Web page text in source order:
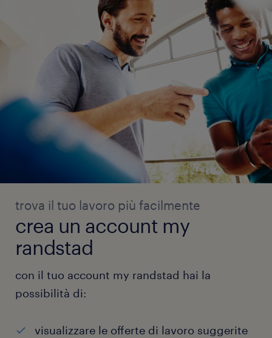
trova il tuo lavoro più facilmente
crea un account my
randstad
con il tuo account my randstad hai la
possibilità di:
visualizzare le offerte di lavoro suggerite